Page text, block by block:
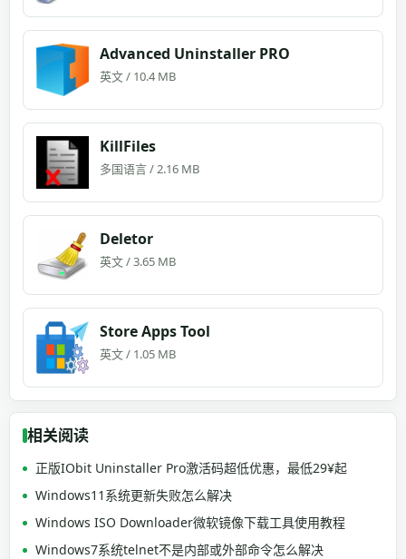
Advanced Uninstaller PRO
英文 / 10.4 MB
KillFiles
多国语言 / 2.16 MB
Deletor
英文 / 3.65 MB
Store Apps Tool
英文 / 1.05 MB
相关阅读
正版IObit Uninstaller Pro激活码超低优惠，最低29¥起
Windows11系统更新失败怎么解决
Windows ISO Downloader微软镜像下载工具使用教程
Windows7系统telnet不是内部或外部命令怎么解决